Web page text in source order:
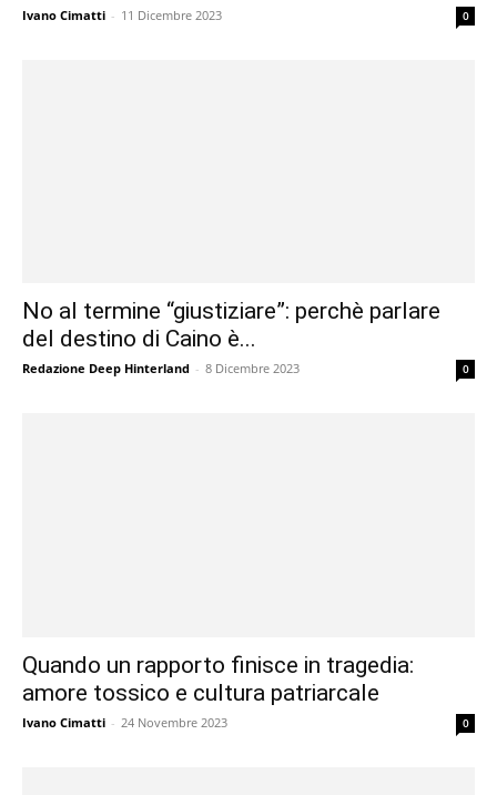
Ivano Cimatti - 11 Dicembre 2023 0
No al termine “giustiziare”: perchè parlare
del destino di Caino è...
Redazione Deep Hinterland - 8 Dicembre 2023 0
Quando un rapporto finisce in tragedia:
amore tossico e cultura patriarcale
Ivano Cimatti - 24 Novembre 2023 0